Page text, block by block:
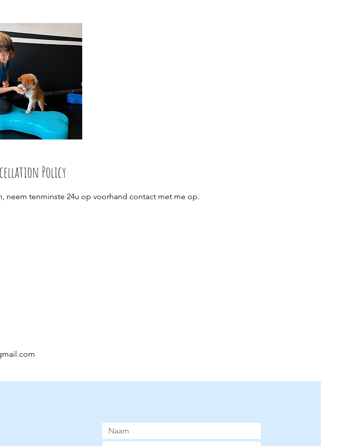
Policy
neem tenminste 24u op voorhand contact met me op.